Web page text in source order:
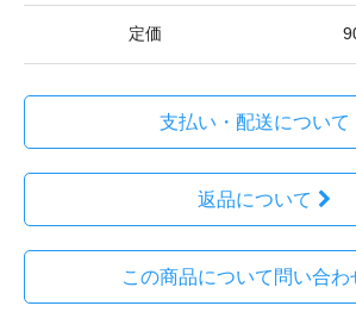
定価
支払い・配送について
返品について
この商品について問い合わ